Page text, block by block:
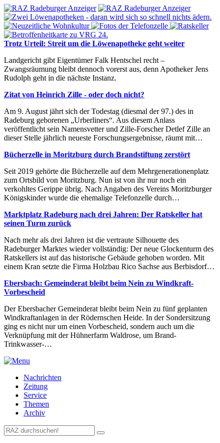
Trotz Urteil: Streit um die Löwenapotheke geht weiter
Landgericht gibt Eigentümer Falk Hentschel recht –
Zwangsräumung bleibt dennoch vorerst aus, denn Apotheker Jens
Rudolph geht in die nächste Instanz.
Zitat von Heinrich Zille - oder doch nicht?
Am 9. August jährt sich der Todestag (diesmal der 97.) des in
Radeburg geborenen „Urberliners“. Aus diesem Anlass
veröffentlicht sein Namensvetter und Zille-Forscher Detlef Zille an
dieser Stelle jährlich neueste Forschungsergebnisse, räumt mit…
Bücherzelle in Moritzburg durch Brandstiftung zerstört
Seit 2019 gehörte die Bücherzelle auf dem Mehrgenerationenplatz
zum Ortsbild von Moritzburg. Nun ist von ihr nur noch ein
verkohltes Gerippe übrig. Nach Angaben des Vereins Moritzburger
Königskinder wurde die ehemalige Telefonzelle durch…
Marktplatz Radeburg nach drei Jahren: Der Ratskeller hat
seinen Turm zurück
Nach mehr als drei Jahren ist die vertraute Silhouette des
Radeburger Marktes wieder vollständig: Der neue Glockenturm des
Ratskellers ist auf das historische Gebäude gehoben worden. Mit
einem Kran setzte die Firma Holzbau Rico Sachse aus Berbisdorf…
Ebersbach: Gemeinderat bleibt beim Nein zu Windkraft-
Vorbescheid
Der Ebersbacher Gemeinderat bleibt beim Nein zu fünf geplanten
Windkraftanlagen in der Rödernschen Heide. In der Sondersitzung
ging es nicht nur um einen Vorbescheid, sondern auch um die
Verknüpfung mit der Hühnerfarm Waldrose, um Brand-
Trinkwasser-…
Nachrichten
Zeitung
Service
Themen
Archiv